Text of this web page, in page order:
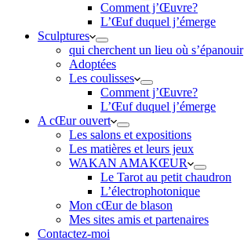
Comment j’Œuvre?
L’Œuf duquel j’émerge
Sculptures
qui cherchent un lieu où s’épanouir
Adoptées
Les coulisses
Comment j’Œuvre?
L’Œuf duquel j’émerge
A cŒur ouvert
Les salons et expositions
Les matières et leurs jeux
WAKAN AMAKŒUR
Le Tarot au petit chaudron
L’électrophotonique
Mon cŒur de blason
Mes sites amis et partenaires
Contactez-moi